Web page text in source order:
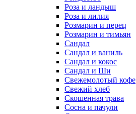
Роза и ландыш
Роза и лилия
Розмарин и перец
Розмарин и тимьян
Сандал
Сандал и ваниль
Сандал и кокос
Сандал и Ши
Свежемолотый кофе
Свежий хлеб
Скошенная трава
Сосна и пачули